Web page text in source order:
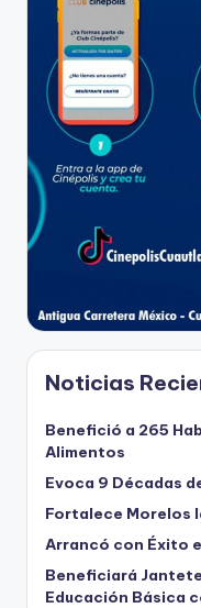
Noticias
Benefició a 265
Alimentos
Evoca 9 Décadas
Fortalece Morelos
Arrancó con Éxito
Beneficiará
Educación Básica